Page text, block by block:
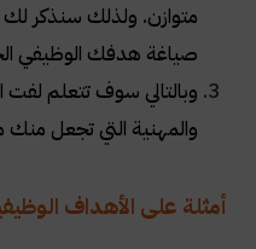
متوازن. ولذلك سنذكر
صياغة هدفك الوظيفي
وبالتالي سوف تتعلم لفت
والمهنية التي تجعل منك
أمثلة على الأهداف